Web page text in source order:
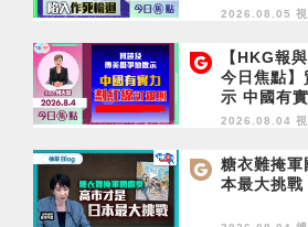
2026.08.05 視
【HKG報
今日焦點】
示 中國有
2026.08.04 視
糖衣難掩軍
本最大挑戰